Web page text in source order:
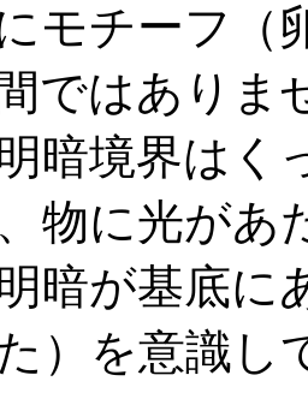
モチーフ（
ではありま
暗境界はく
物に光があ
暗が基底に
）を意識し